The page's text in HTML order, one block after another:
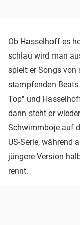
Ob Hasselhoff es
schlau wird man
spielt er Songs von
stampfenden
Top" und
dann steht er
Schwimmboje auf
US-Serie, während
jüngere Version
rennt.